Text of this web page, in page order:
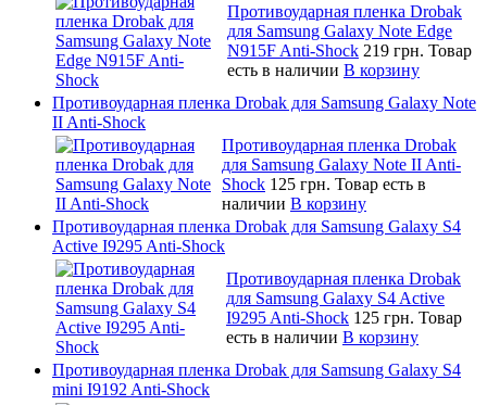
Противоударная пленка Drobak
для Samsung Galaxy Note Edge
N915F Anti-Shock 219 грн. Товар
есть в наличии В корзину
Противоударная пленка Drobak для Samsung Galaxy Note
II Anti-Shock
Противоударная пленка Drobak
для Samsung Galaxy Note II Anti-
Shock 125 грн. Товар есть в
наличии В корзину
Противоударная пленка Drobak для Samsung Galaxy S4
Active I9295 Anti-Shock
Противоударная пленка Drobak
для Samsung Galaxy S4 Active
I9295 Anti-Shock 125 грн. Товар
есть в наличии В корзину
Противоударная пленка Drobak для Samsung Galaxy S4
mini I9192 Anti-Shock